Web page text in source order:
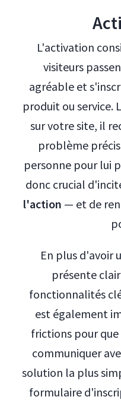
L'activation
visiteurs
agréable et
produit ou service.
sur votre site, il
problème
personne pour lui
donc crucial
l'action — et de
En plus d'avoir
présente
fonctionnalités
est également
frictions pour
communiquer
solution la plus
formulaire